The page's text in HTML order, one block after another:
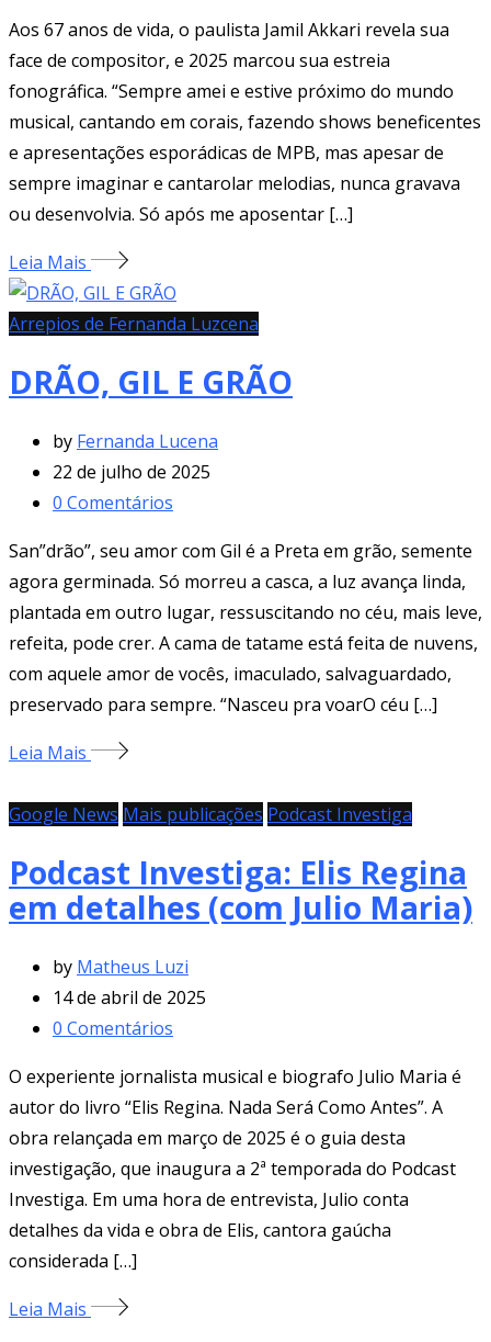
Aos 67 anos de vida, o paulista Jamil Akkari revela sua
face de compositor, e 2025 marcou sua estreia
fonográfica. “Sempre amei e estive próximo do mundo
musical, cantando em corais, fazendo shows beneficentes
e apresentações esporádicas de MPB, mas apesar de
sempre imaginar e cantarolar melodias, nunca gravava
ou desenvolvia. Só após me aposentar […]
Leia Mais
Arrepios de Fernanda Luzcena
DRÃO, GIL E GRÃO
by Fernanda Lucena
22 de julho de 2025
0 Comentários
San”drão”, seu amor com Gil é a Preta em grão, semente
agora germinada. Só morreu a casca, a luz avança linda,
plantada em outro lugar, ressuscitando no céu, mais leve,
refeita, pode crer. A cama de tatame está feita de nuvens,
com aquele amor de vocês, imaculado, salvaguardado,
preservado para sempre. “Nasceu pra voarO céu […]
Leia Mais
Google News Mais publicações Podcast Investiga
Podcast Investiga: Elis Regina
em detalhes (com Julio Maria)
by Matheus Luzi
14 de abril de 2025
0 Comentários
O experiente jornalista musical e biografo Julio Maria é
autor do livro “Elis Regina. Nada Será Como Antes”. A
obra relançada em março de 2025 é o guia desta
investigação, que inaugura a 2ª temporada do Podcast
Investiga. Em uma hora de entrevista, Julio conta
detalhes da vida e obra de Elis, cantora gaúcha
considerada […]
Leia Mais